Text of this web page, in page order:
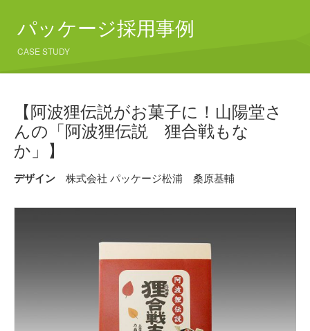
パッケージ採用事例
CASE STUDY
【阿波狸伝説がお菓子に！山陽堂さ
んの「阿波狸伝説 狸合戦もな
か」】
デザイン 株式会社 パッケージ松浦 桑原基輔